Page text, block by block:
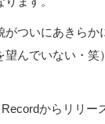
ついにあきらか
望んでいない・
からリリー